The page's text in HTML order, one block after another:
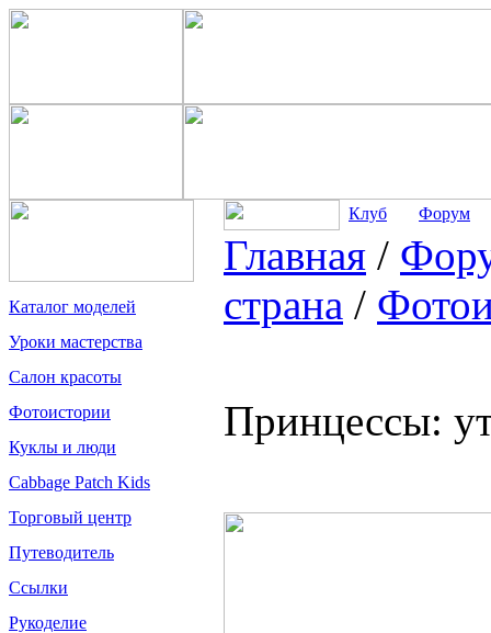
Каталог моделей
Уроки мастерства
Салон красоты
Фотоистории
Куклы и люди
Cabbage Patch Kids
Торговый центр
Путеводитель
Ссылки
Рукоделие
Клуб Форум
Главная /
страна /
Принцессы: